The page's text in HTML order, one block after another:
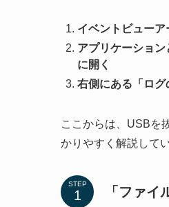
イベントビューア
アプリケーショ
に開く
右側にある「ログ
ここからは、USBを
かりやすく解説して
STEP 「ファ